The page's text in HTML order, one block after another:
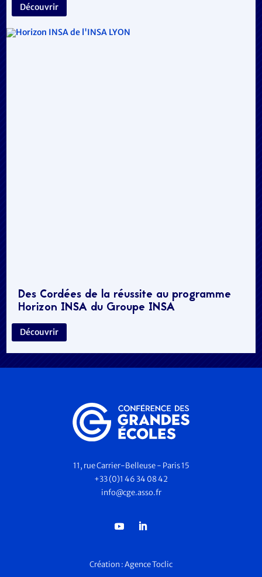
Découvrir
Des Cordées de la réussite au programme
Horizon INSA du Groupe INSA
Découvrir
11, rue Carrier-Belleuse - Paris 15
+33 (0)1 46 34 08 42
info@cge.asso.fr
Création :Agence Toclic